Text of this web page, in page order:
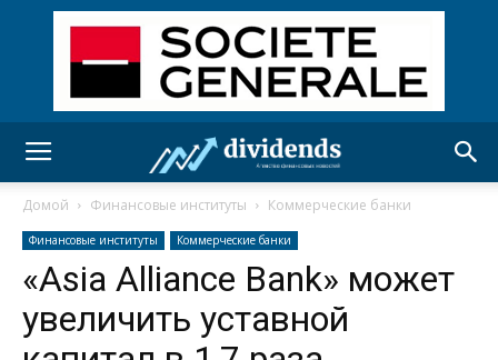
Домой Финансовые институты Коммерческие банки
Финансовые институты Коммерческие банки
«Asia Alliance Bank» может
увеличить уставной